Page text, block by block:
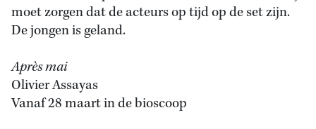
moet zorgen dat de acteurs op tijd op de set zijn.
De jongen is geland.
Après mai
Olivier Assayas
Vanaf 28 maart in de bioscoop